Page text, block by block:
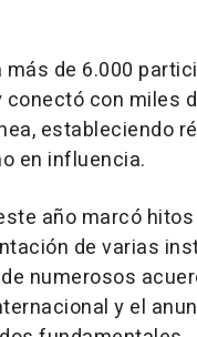
más de 6.000
con miles
estableciendo
en influencia.
año marcó
de varias
numerosos
y el